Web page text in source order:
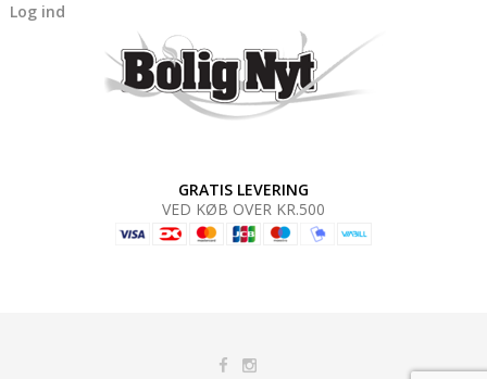
Log ind
GRATIS LEVERING
VED KØB OVER KR.500